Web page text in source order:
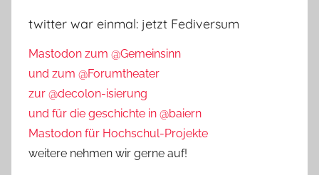
twitter war einmal: jetzt Fediversum
Mastodon zum @Gemeinsinn
und zum @Forumtheater
zur @decolon-isierung
und für die geschichte in @baiern
Mastodon für Hochschul-Projekte
weitere nehmen wir gerne auf!